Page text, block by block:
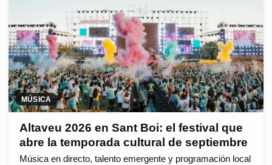
MÚSICA
Altaveu 2026 en Sant Boi: el festival que
abre la temporada cultural de septiembre
Música en directo, talento emergente y programación local